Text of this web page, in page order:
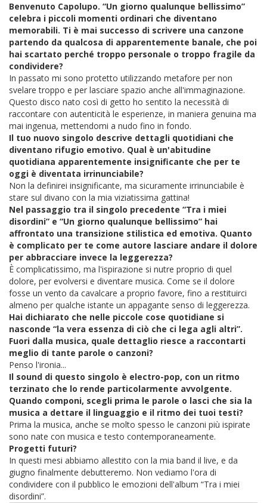
Benvenuto Capolupo. “Un giorno qualunque bellissimo”
celebra i piccoli momenti ordinari che diventano
memorabili. Ti è mai successo di scrivere una canzone
partendo da qualcosa di apparentemente banale, che poi
hai scartato perché troppo personale o troppo fragile da
condividere?
In passato mi sono protetto utilizzando metafore per non
svelare troppo e per lasciare spazio anche all'immaginazione.
Questo disco nato così di getto ho sentito la necessità di
raccontare con autenticità le esperienze, in maniera genuina ma
mai ingenua, mettendomi a nudo fino in fondo.
Il tuo nuovo singolo descrive dettagli quotidiani che
diventano rifugio emotivo. Qual è un'abitudine
quotidiana apparentemente insignificante che per te
oggi è diventata irrinunciabile?
Non la definirei insignificante, ma sicuramente irrinunciabile è
stare sul divano con la mia viziatissima gattina!
Nel passaggio tra il singolo precedente “Tra i miei
disordini” e “Un giorno qualunque bellissimo” hai
affrontato una transizione stilistica ed emotiva. Quanto
è complicato per te come autore lasciare andare il dolore
per abbracciare invece la leggerezza?
È complicatissimo, ma l'ispirazione si nutre proprio di quel
dolore, per evolversi e diventare musica. Come se il dolore
fosse un vento da cavalcare a proprio favore, fino a restituirci
almeno per qualche istante un appagante senso di leggerezza.
Hai dichiarato che nelle piccole cose quotidiane si
nasconde “la vera essenza di ciò che ci lega agli altri”.
Fuori dalla musica, quale dettaglio riesce a raccontarti
meglio di tante parole o canzoni?
Penso l'ironia...
Il sound di questo singolo è electro-pop, con un ritmo
terzinato che lo rende particolarmente avvolgente.
Quando componi, scegli prima le parole o lasci che sia la
musica a dettare il linguaggio e il ritmo dei tuoi testi?
Prima la musica, anche se molto spesso le canzoni più ispirate
sono nate con musica e testo contemporaneamente.
Progetti futuri?
In questi mesi abbiamo allestito con la mia band il live, e da
giugno finalmente debutteremo. Non vediamo l'ora di
condividere con il pubblico le emozioni dell'album “Tra i miei
disordini”.